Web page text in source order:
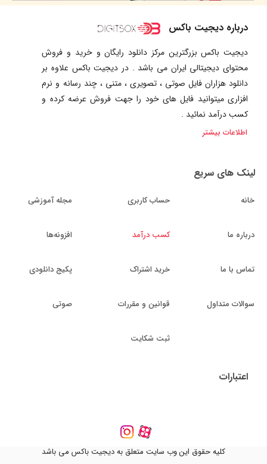
درباره دیجیت باکس
دیجیت باکس بزرگترین مرکز دانلود رایگان و خرید و فروش
محتوای دیجیتالی ایران می باشد . در دیجیت باکس علاوه بر
دانلود هزاران فایل صوتی ، تصویری ، متنی ، چند رسانه و نرم
افزاری میتوانید فایل های خود را جهت فروش عرضه کرده و
کسب درآمد نمائید .
اطلاعات بیشتر
لینک های سریع
خانه
درباره ما
تماس با ما
سوالات متداول
حساب کاربری
کسب درآمد
خرید اشتراک
قوانین و مقررات
ثبت شکایت
مجله آموزشی
افزونه‌ها
پکیج دانلودی
صوتی
اعتبارات
کلیه حقوق این وب سایت متعلق به دیجیت باکس می باشد